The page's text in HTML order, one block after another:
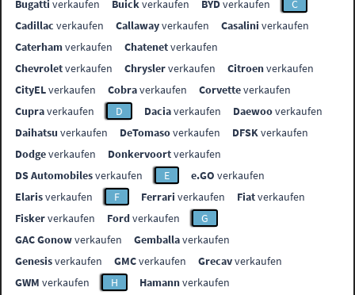
Bugatti verkaufen Buickverkaufen BYDverkaufen
C
Cadillac verkaufen Callawayverkaufen Casalini verkaufen
Caterhamverkaufen Chatenetverkaufen
Chevroletverkaufen Chryslerverkaufen Citroenverkaufen
CityELverkaufen Cobraverkaufen Corvetteverkaufen
Cupraverkaufen D Daciaverkaufen Daewooverkaufen
Daihatsu verkaufen DeTomasoverkaufen DFSKverkaufen
Dodgeverkaufen Donkervoortverkaufen
DS Automobilesverkaufen E e.GO verkaufen
Elarisverkaufen F Ferrari verkaufen Fiatverkaufen
Fiskerverkaufen Fordverkaufen
G
GAC Gonowverkaufen Gemballaverkaufen
Genesisverkaufen GMCverkaufen Grecavverkaufen
GWM verkaufen H Hamannverkaufen